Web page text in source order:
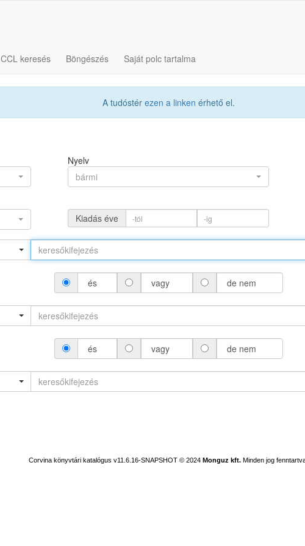
CCL keresés Böngészés Saját polc tartalma
A tudóstér ezen a linken érhető el.
Nyelv
bármi
Kiadás éve
és vagy de nem
és vagy de nem
Corvina könyvtári katalógus v11.6.16-SNAPSHOT © 2024 Monguz kft. Minden jog